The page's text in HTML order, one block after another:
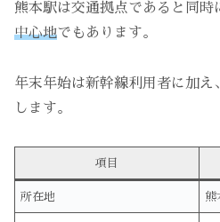
熊本駅は交通拠点であると同時
中心地でもあります。
年末年始は新幹線利用者に加え
します。
項目
所在地 熊